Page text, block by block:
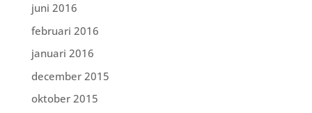
juni 2016
februari 2016
januari 2016
december 2015
oktober 2015